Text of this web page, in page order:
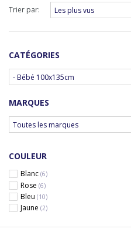
Trier par:
CATÉGORIES
MARQUES
COULEUR
Blanc (6)
Rose (6)
Bleu (10)
Jaune (2)